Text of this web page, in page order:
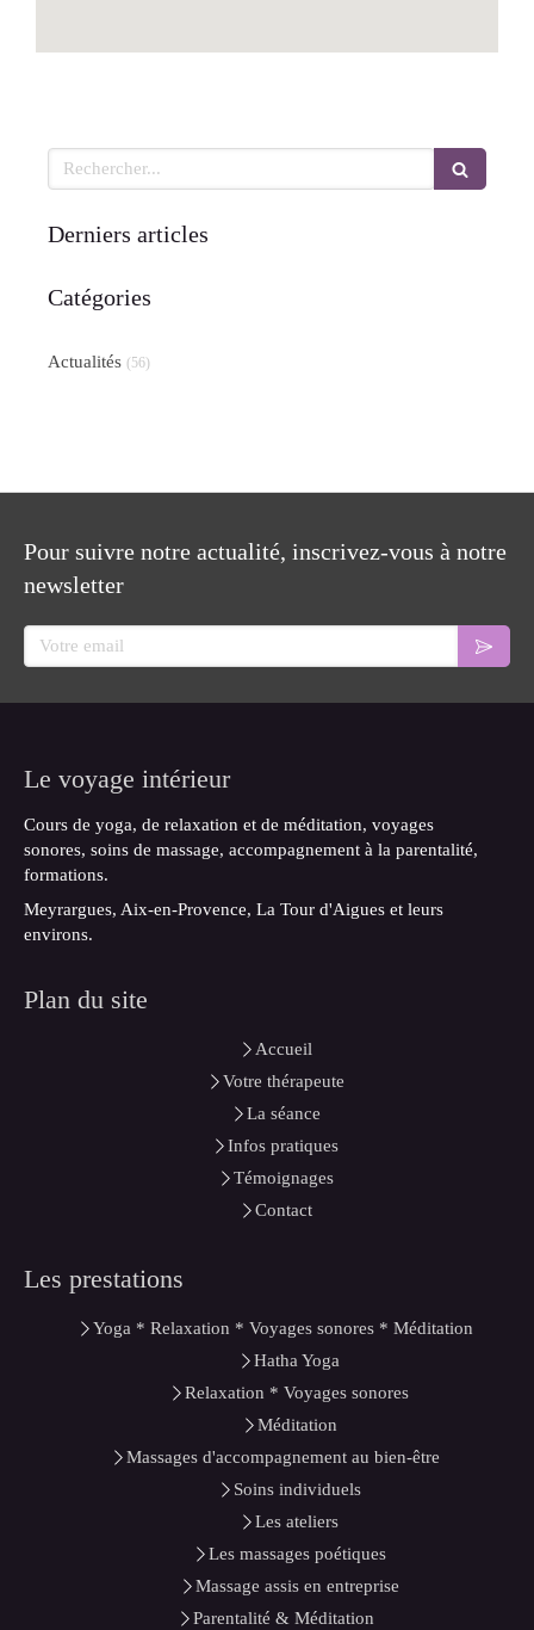
Rechercher
Derniers articles
Catégories
Actualités (56)
Pour suivre notre actualité, inscrivez-vous à notre
newsletter
Votre email
Le voyage intérieur
Cours de yoga, de relaxation et de méditation, voyages
sonores, soins de massage, accompagnement à la parentalité,
formations.
Meyrargues, Aix-en-Provence, La Tour d'Aigues et leurs
environs.
Plan du site
Accueil
Votre thérapeute
La séance
Infos pratiques
Témoignages
Contact
Les prestations
Yoga * Relaxation * Voyages sonores * Méditation
Hatha Yoga
Relaxation * Voyages sonores
Méditation
Massages d'accompagnement au bien-être
Soins individuels
Les ateliers
Les massages poétiques
Massage assis en entreprise
Parentalité & Méditation